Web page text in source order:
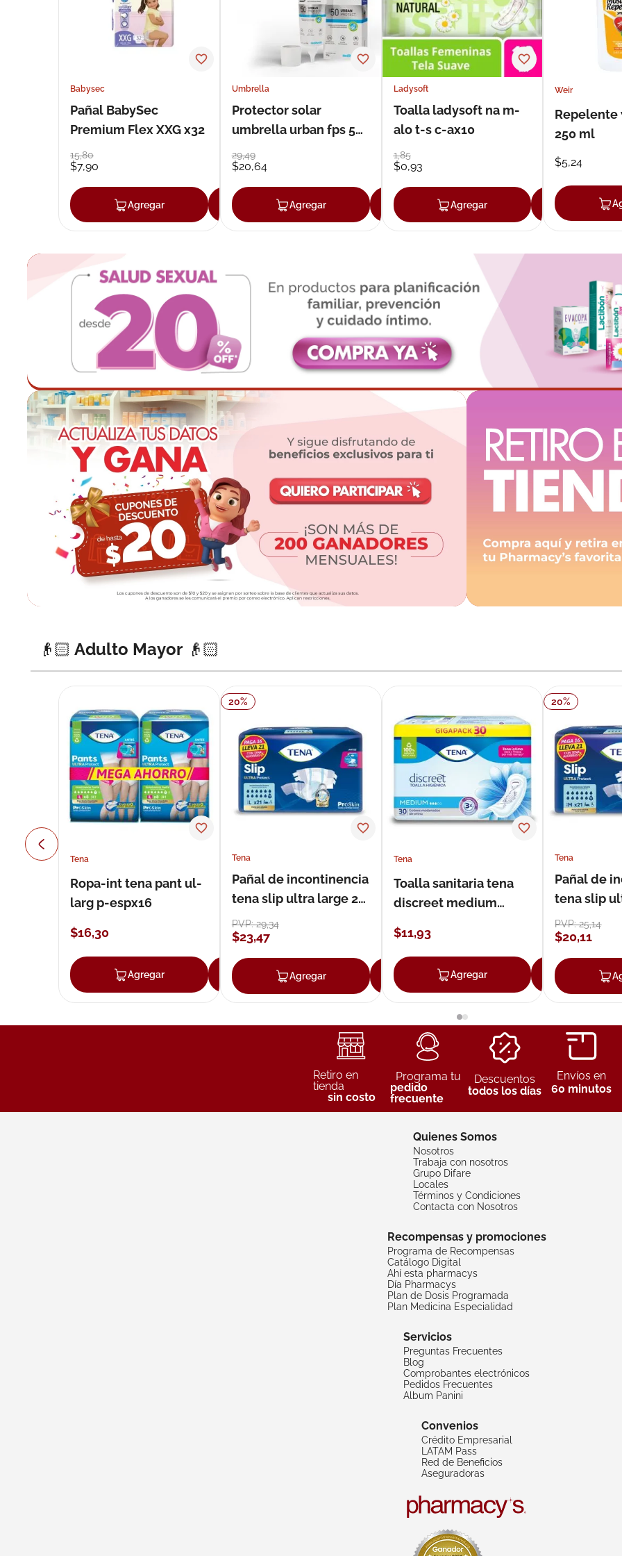
Babysec
Pañal BabySec
Premium Flex XXG x32
15,80
$7,90
Agregar Agregar
Umbrella
Protector solar
umbrella urban fps 50
50 g
29,49
$20,64
Agregar Agregar
Ladysoft
Toalla ladysoft na m-
alo t-s c-ax10
1,85
$0,93
Agregar
Weir
Repelente
250 ml
$5,24
👴🏻 Adulto Mayor 👴🏻
Tena
Ropa-int tena pant ul-
larg p-espx16
$16,30
Agregar Agregar
20%
Tena
Pañal de incontinencia
tena slip ultra large 21
unidades
PVP:29,34
$23,47
Agregar Agregar
Tena
Toalla sanitaria tena
discreet medium
$11,93
Agregar
20%
Tena
Pañal de
tena slip
21 unidades
PVP:25,14
$20,11
Retiro en
tienda
sin costo
Programa tu
pedido
frecuente
Descuentos
todos los días
Envíos en
60 minutos
Quienes Somos
Nosotros
Trabaja con nosotros
Grupo Difare
Locales
Términos y Condiciones
Contacta con Nosotros
Recompensas y promociones
Programa de Recompensas
Catálogo Digital
Ahí esta pharmacys
Día Pharmacys
Plan de Dosis Programada
Plan Medicina Especialidad
Servicios
Preguntas Frecuentes
Blog
Comprobantes electrónicos
Pedidos Frecuentes
Album Panini
Convenios
Crédito Empresarial
LATAM Pass
Red de Beneficios
Aseguradoras